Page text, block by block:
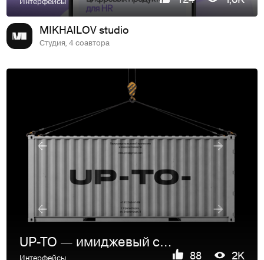
MIKHAILOV studio
Студия, 4 соавтора
UP-TO — имиджевый сайт для дистрибьютора полуприцепов
Интерфейсы 88 2K